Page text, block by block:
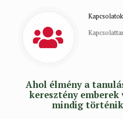
Kapcsolatok
Ahol élmény a
keresztény emberek
mindig